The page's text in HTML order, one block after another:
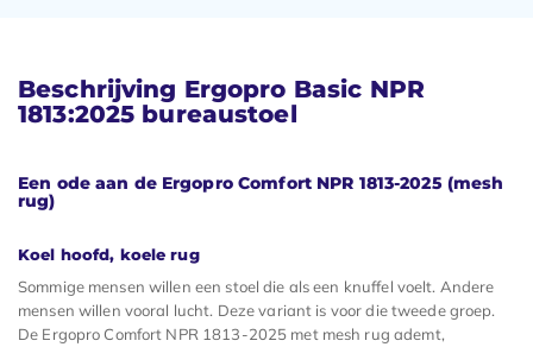
Beschrijving Ergopro Basic NPR
1813:2025 bureaustoel
Een ode aan de Ergopro Comfort NPR 1813-2025 (mesh
rug)
Koel hoofd, koele rug
Sommige mensen willen een stoel die als een knuffel voelt. Andere
mensen willen vooral lucht. Deze variant is voor die tweede groep.
De Ergopro Comfort NPR 1813-2025 met mesh rug ademt,